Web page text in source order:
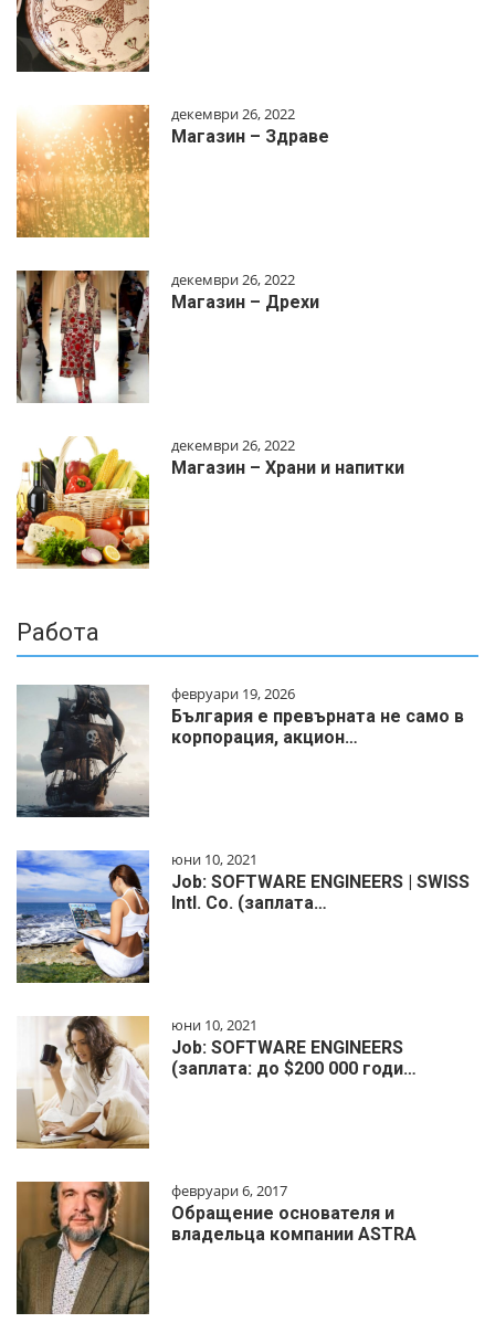
декември 26, 2022
Магазин – Здраве
декември 26, 2022
Магазин – Дрехи
декември 26, 2022
Магазин – Храни и напитки
Работа
февруари 19, 2026
България е превърната не само в
корпорация, акцион…
юни 10, 2021
Job: SOFTWARE ENGINEERS | SWISS
Intl. Co. (заплата…
юни 10, 2021
Job: SOFTWARE ENGINEERS
(заплата: до $200 000 годи…
февруари 6, 2017
Обращение основателя и
владельца компании ASTRA